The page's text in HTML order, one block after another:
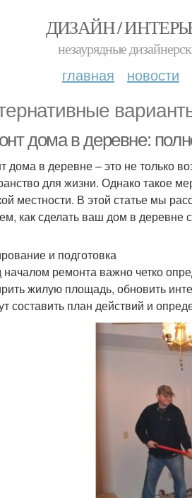
ДИЗАЙН /
незаурядные
главная новости
дома в деревне:
дома в деревне – это не только
для жизни. Однако такое
местности. В этой статье мы
как сделать ваш дом в
и подготовка
ремонта важно четко
жилую площадь, обновить
составить план действий и